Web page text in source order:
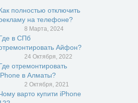
полностью отключить
на телефоне?
8 Марта, 2024
в СПб
Айфон?
24 Октября, 2022
отремонтировать
в Алматы?
2 Октября, 2021
варто купити iPhone